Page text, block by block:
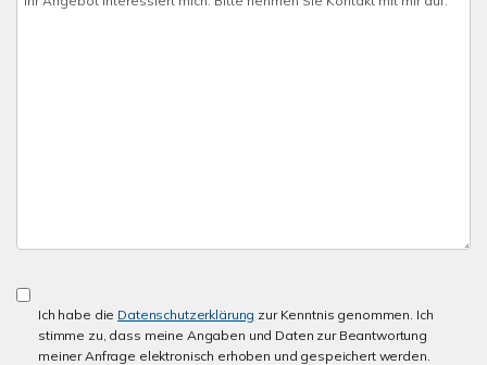
Ich habe die Datenschutzerklärung zur Kenntnis genommen. Ich
stimme zu, dass meine Angaben und Daten zur Beantwortung
meiner Anfrage elektronisch erhoben und gespeichert werden.